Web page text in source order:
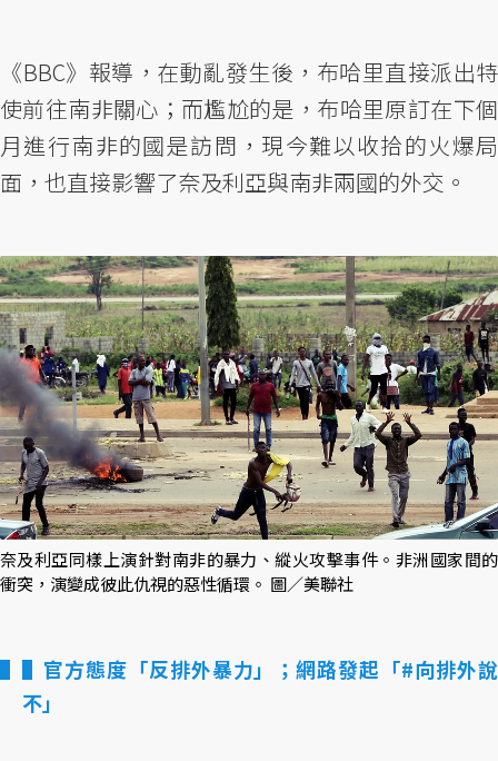
《BBC》報導，在動亂發生後，布哈里直接派出特
使前往南非關心；而尷尬的是，布哈里原訂在下個
月進行南非的國是訪問，現今難以收拾的火爆局
面，也直接影響了奈及利亞與南非兩國的外交。
奈及利亞同樣上演針對南非的暴力、縱火攻擊事件。非洲國家間的
衝突，演變成彼此仇視的惡性循環。 圖／美聯社
▌官方態度「反排外暴力」；網路發起「#向排外說
不」